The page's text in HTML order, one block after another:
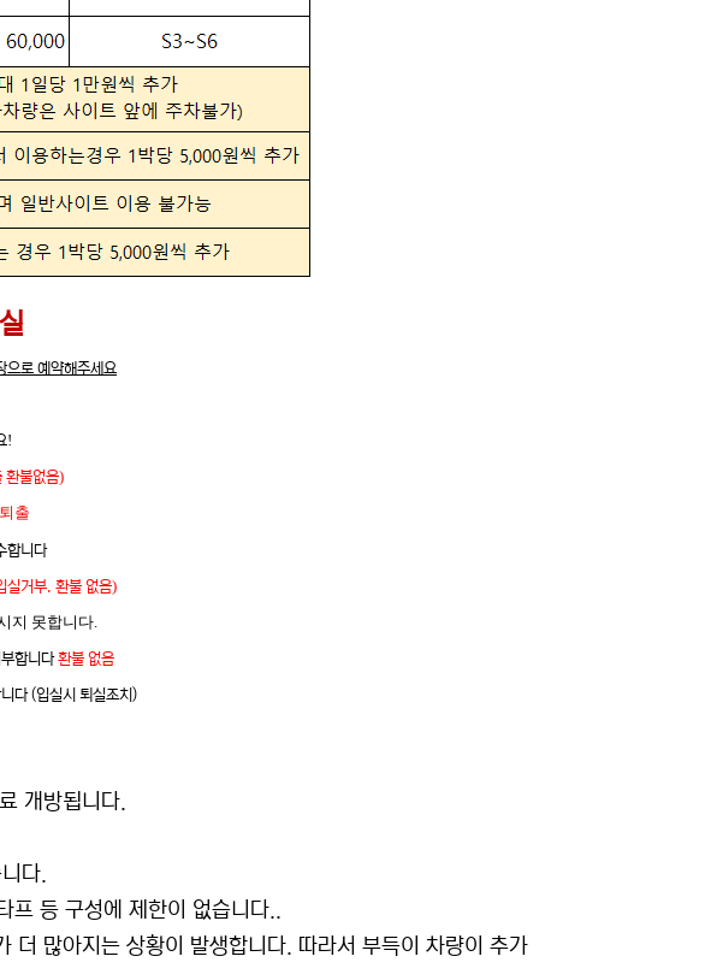
으로 예약해주세요
!
환불없음)
출
합니다
거부. 환불 없음)
지 못합니다.
합니다 환불 없음
다 (입실시 퇴실조치)
개방됩니다.
다.
등 구성에 제한이 없습니다..
많아지는 상황이 발생합니다. 따라서 부득이 차량이 추가